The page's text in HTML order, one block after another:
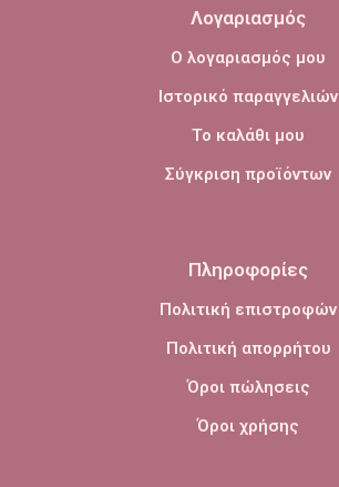
Λογαριασμός
Ο λογαριασμός μου
Ιστορικό παραγγελιών
Το καλάθι μου
Σύγκριση προϊόντων
Πληροφορίες
Πολιτική επιστροφών
Πολιτική απορρήτου
Όροι πώλησεις
Όροι χρήσης